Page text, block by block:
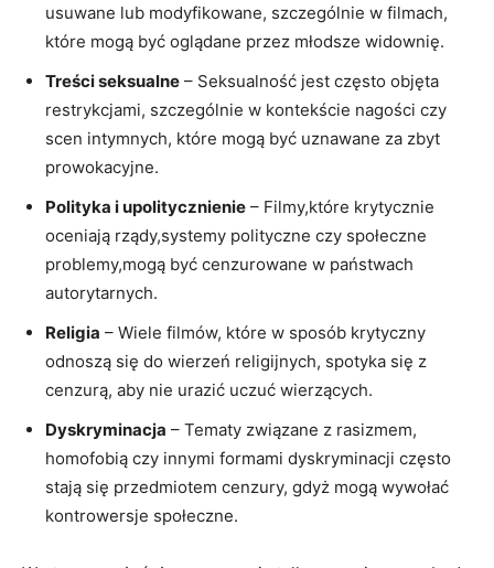
usuwane lub modyfikowane, szczególnie w filmach,
które mogą być oglądane przez młodsze widownię.
Treści seksualne – Seksualność ‍jest często objęta
restrykcjami, szczególnie w kontekście nagości czy
scen intymnych, które mogą być uznawane za zbyt
prowokacyjne.
Polityka ⁣i upolitycznienie – Filmy,które krytycznie
oceniają rządy,systemy ‍polityczne czy społeczne
problemy,mogą być cenzurowane w państwach
autorytarnych.
Religia – Wiele filmów, które w sposób krytyczny
odnoszą się do wierzeń ⁣religijnych, spotyka się z
cenzurą, aby nie urazić uczuć wierzących.
Dyskryminacja – Tematy związane z rasizmem,
homofobią czy innymi formami dyskryminacji często
stają⁤ się przedmiotem cenzury, gdyż mogą wywołać
kontrowersje społeczne.